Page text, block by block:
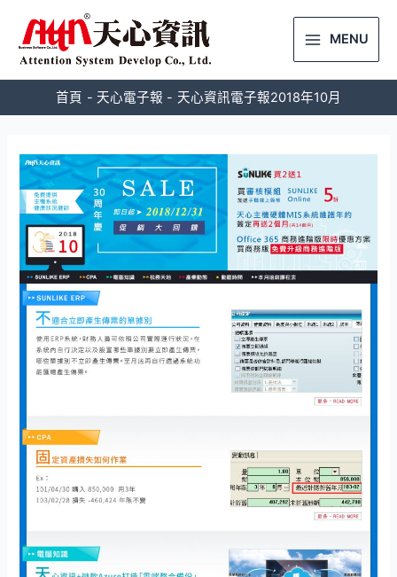
MENU
首頁 天心電子報 天心資訊電子報2018年10月